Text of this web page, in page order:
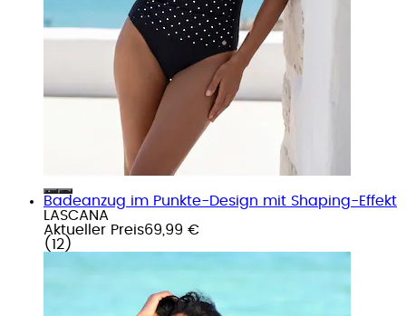
Badeanzug im Punkte-Design mit Shaping-Effekt
LASCANA
Aktueller Preis69,99 €
( 12 )